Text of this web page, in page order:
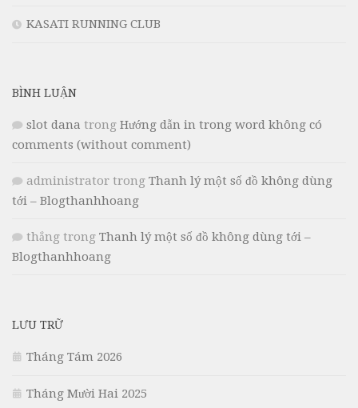
KASATI RUNNING CLUB
BÌNH LUẬN
slot dana trong Hướng dẫn in trong word không có
comments (without comment)
administrator trong Thanh lý một số đồ không dùng
tới – Blogthanhhoang
thắng trong Thanh lý một số đồ không dùng tới –
Blogthanhhoang
LƯU TRỮ
Tháng Tám 2026
Tháng Mười Hai 2025